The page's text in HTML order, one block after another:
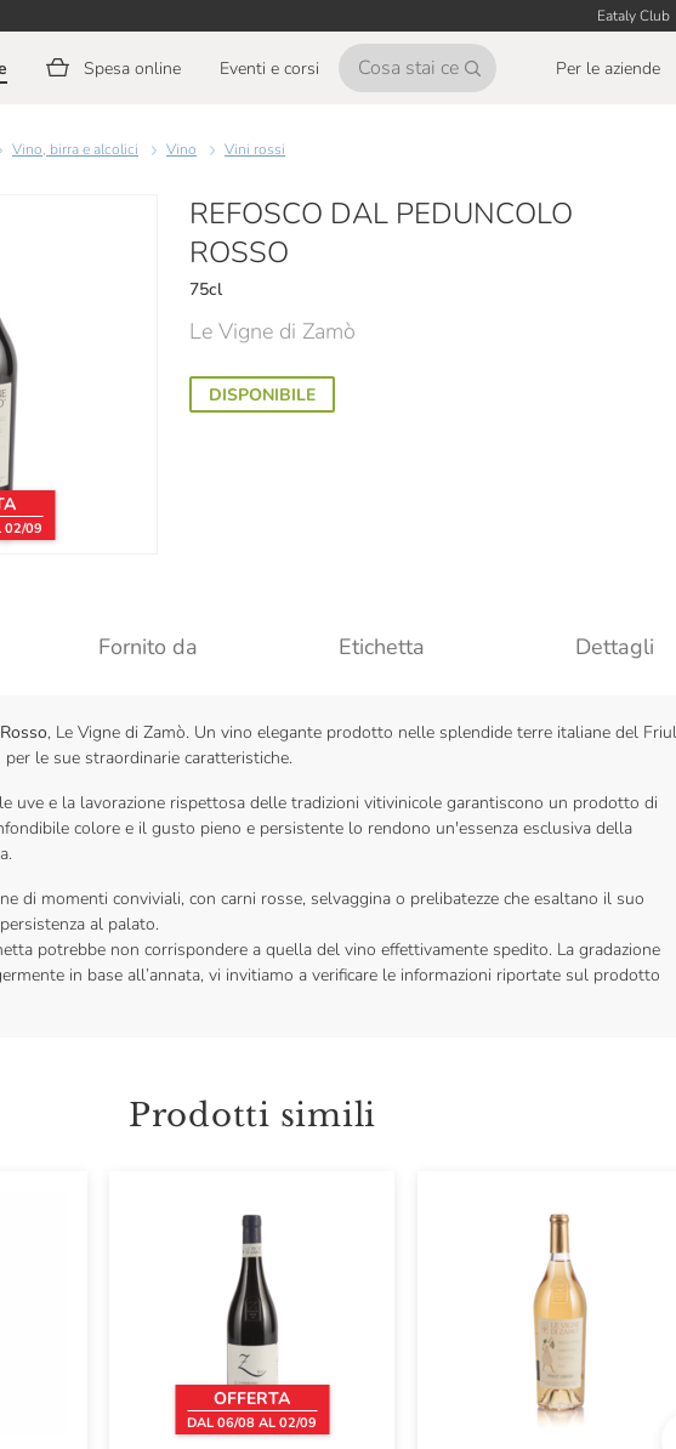
Eataly Club
Spesa online Eventi e corsi Per le aziende
Vino, birra e alcolici Vino Vini rossi
REFOSCO DAL PEDUNCOLO
ROSSO
75cl
Le Vigne di Zamò
DISPONIBILE
02/09
Fornito da Etichetta Dettagli
, Le Vigne di Zamò. Un vino elegante prodotto nelle splendide terre italiane del
le sue straordinarie caratteristiche.
uve e la lavorazione rispettosa delle tradizioni vitivinicole garantiscono un prodotto di
colore e il gusto pieno e persistente lo rendono un'essenza esclusiva della
di momenti conviviali, con carni rosse, selvaggina o prelibatezze che esaltano il suo
al palato.
potrebbe non corrispondere a quella del vino effettivamente spedito. La gradazione
in base all’annata, vi invitiamo a verificare le informazioni riportate sul prodotto
Prodotti simili
OFFERTA
DAL 06/08 AL 02/09